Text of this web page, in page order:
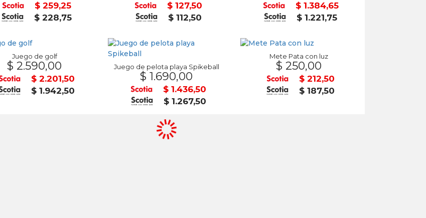
$ 259,25
$ 228,75
$ 127,50
$ 112,50
$ 1.384,65
$ 1.221,75
Juego de golf
$ 2.590,00
$ 2.201,50
$ 1.942,50
Juego de pelota playa Spikeball
$ 1.690,00
$ 1.436,50
$ 1.267,50
Mete Pata con luz
$ 250,00
$ 212,50
$ 187,50